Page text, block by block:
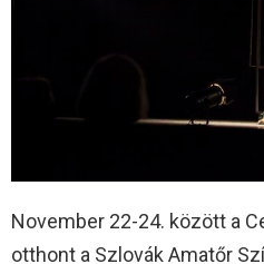
November 22-24. között a
otthont a Szlovák Amatőr